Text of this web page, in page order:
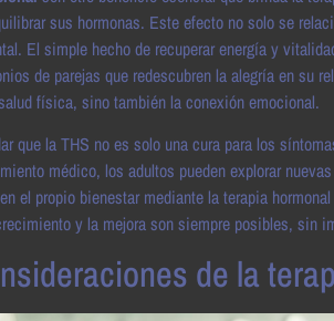
sus hormonas. Este efecto no solo se
El simple hecho de recuperar energía y
de parejas que redescubren la alegría en su
física, sino también la conexión emocional.
que la THS no es solo una cura para los
médico, los adultos pueden explorar
el propio bienestar mediante la terapia
y la mejora son siempre posibles, sin
de la